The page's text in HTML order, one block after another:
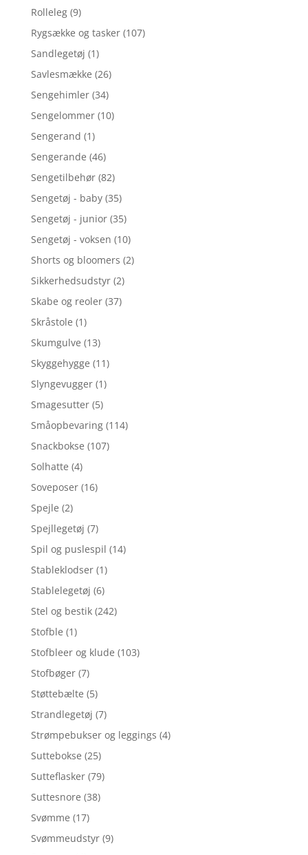
Rolleleg (9)
Rygsække og tasker (107)
Sandlegetøj (1)
Savlesmække (26)
Sengehimler (34)
Sengelommer (10)
Sengerand (1)
Sengerande (46)
Sengetilbehør (82)
Sengetøj - baby (35)
Sengetøj - junior (35)
Sengetøj - voksen (10)
Shorts og bloomers (2)
Sikkerhedsudstyr (2)
Skabe og reoler (37)
Skråstole (1)
Skumgulve (13)
Skyggehygge (11)
Slyngevugger (1)
Smagesutter (5)
Småopbevaring (114)
Snackbokse (107)
Solhatte (4)
Soveposer (16)
Spejle (2)
Spejllegetøj (7)
Spil og puslespil (14)
Stableklodser (1)
Stablelegetøj (6)
Stel og bestik (242)
Stofble (1)
Stofbleer og klude (103)
Stofbøger (7)
Støttebælte (5)
Strandlegetøj (7)
Strømpebukser og leggings (4)
Suttebokse (25)
Sutteflasker (79)
Suttesnore (38)
Svømme (17)
Svømmeudstyr (9)